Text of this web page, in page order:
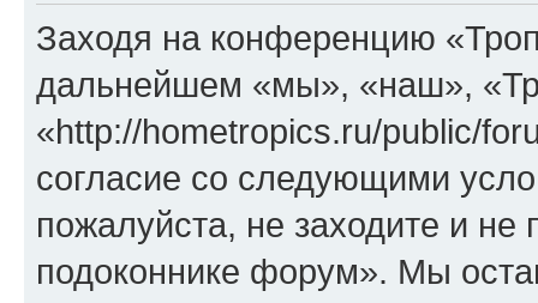
Заходя на конференцию
дальнейшем «мы», «наш»,
«http://hometropics.ru/public/
согласие со следующими
пожалуйста, не заходите и
подоконнике форум». Мы